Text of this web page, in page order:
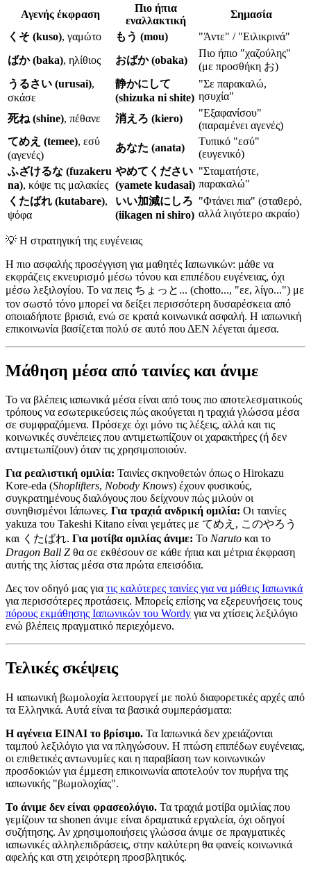
Αγενής έκφραση
Πιο ήπια
εναλλακτική
Σημασία
くそ (kuso), γαμώτο もう (mou)
"Άντε" / "Ειλικρινά"
ばか (baka), ηλίθιος おばか (obaka)
Πιο ήπιο "χαζούλης"
(με προσθήκη お)
うるさい (urusai),
σκάσε
静かにして
(shizuka ni shite)
"Σε παρακαλώ,
ησυχία"
死ね (shine), πέθανε 消えろ (kiero)
"Εξαφανίσου"
(παραμένει αγενές)
てめえ (temee), εσύ
(αγενές)
あなた (anata)
Τυπικό "εσύ"
(ευγενικό)
ふざけるな (fuzakeru
na), κόψε τις μαλακίες
やめてください
(yamete kudasai)
"Σταματήστε,
παρακαλώ"
くたばれ (kutabare),
ψόφα
いい加減にしろ
(iikagen ni shiro)
"Φτάνει πια" (σταθερό,
αλλά λιγότερο ακραίο)
💡 Η στρατηγική της ευγένειας
Η πιο ασφαλής προσέγγιση για μαθητές Ιαπωνικών: μάθε να
εκφράζεις εκνευρισμό μέσω τόνου και επιπέδου ευγένειας, όχι
μέσω λεξιλογίου. Το να πεις ちょっと... (chotto..., "εε, λίγο...") με
τον σωστό τόνο μπορεί να δείξει περισσότερη δυσαρέσκεια από
οποιαδήποτε βρισιά, ενώ σε κρατά κοινωνικά ασφαλή. Η ιαπωνική
επικοινωνία βασίζεται πολύ σε αυτό που ΔΕΝ λέγεται άμεσα.
Μάθηση μέσα από ταινίες και άνιμε
Το να βλέπεις ιαπωνικά μέσα είναι από τους πιο αποτελεσματικούς
τρόπους να εσωτερικεύσεις πώς ακούγεται η τραχιά γλώσσα μέσα
σε συμφραζόμενα. Πρόσεχε όχι μόνο τις λέξεις, αλλά και τις
κοινωνικές συνέπειες που αντιμετωπίζουν οι χαρακτήρες (ή δεν
αντιμετωπίζουν) όταν τις χρησιμοποιούν.
Για ρεαλιστική ομιλία: Ταινίες σκηνοθετών όπως ο Hirokazu
Kore-eda (Shoplifters, Nobody Knows) έχουν φυσικούς,
συγκρατημένους διαλόγους που δείχνουν πώς μιλούν οι
συνηθισμένοι Ιάπωνες. Για τραχιά ανδρική ομιλία: Οι ταινίες
yakuza του Takeshi Kitano είναι γεμάτες με てめえ, このやろう
και くたばれ. Για μοτίβα ομιλίας άνιμε: Το Naruto και το
Dragon Ball Z θα σε εκθέσουν σε κάθε ήπια και μέτρια έκφραση
αυτής της λίστας μέσα στα πρώτα επεισόδια.
Δες τον οδηγό μας για τις καλύτερες ταινίες για να μάθεις Ιαπωνικά
για περισσότερες προτάσεις. Μπορείς επίσης να εξερευνήσεις τους
πόρους εκμάθησης Ιαπωνικών του Wordy για να χτίσεις λεξιλόγιο
ενώ βλέπεις πραγματικό περιεχόμενο.
Τελικές σκέψεις
Η ιαπωνική βωμολοχία λειτουργεί με πολύ διαφορετικές αρχές από
τα Ελληνικά. Αυτά είναι τα βασικά συμπεράσματα:
Η αγένεια ΕΙΝΑΙ το βρίσιμο. Τα Ιαπωνικά δεν χρειάζονται
ταμπού λεξιλόγιο για να πληγώσουν. Η πτώση επιπέδων ευγένειας,
οι επιθετικές αντωνυμίες και η παραβίαση των κοινωνικών
προσδοκιών για έμμεση επικοινωνία αποτελούν τον πυρήνα της
ιαπωνικής "βωμολοχίας".
Το άνιμε δεν είναι φρασεολόγιο. Τα τραχιά μοτίβα ομιλίας που
γεμίζουν τα shonen άνιμε είναι δραματικά εργαλεία, όχι οδηγοί
συζήτησης. Αν χρησιμοποιήσεις γλώσσα άνιμε σε πραγματικές
ιαπωνικές αλληλεπιδράσεις, στην καλύτερη θα φανείς κοινωνικά
αφελής και στη χειρότερη προσβλητικός.